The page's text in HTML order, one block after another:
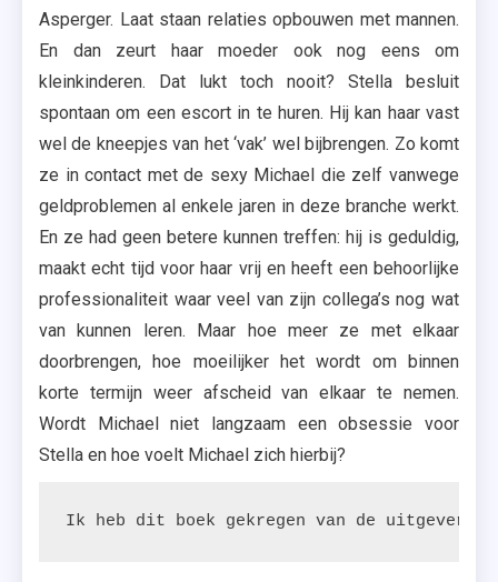
Asperger. Laat staan relaties opbouwen met mannen.
En dan zeurt haar moeder ook nog eens om
kleinkinderen. Dat lukt toch nooit? Stella besluit
spontaan om een escort in te huren. Hij kan haar vast
wel de kneepjes van het ‘vak’ wel bijbrengen. Zo komt
ze in contact met de sexy Michael die zelf vanwege
geldproblemen al enkele jaren in deze branche werkt.
En ze had geen betere kunnen treffen: hij is geduldig,
maakt echt tijd voor haar vrij en heeft een behoorlijke
professionaliteit waar veel van zijn collega’s nog wat
van kunnen leren. Maar hoe meer ze met elkaar
doorbrengen, hoe moeilijker het wordt om binnen
korte termijn weer afscheid van elkaar te nemen.
Wordt Michael niet langzaam een obsessie voor
Stella en hoe voelt Michael zich hierbij?
Ik heb dit boek gekregen van de